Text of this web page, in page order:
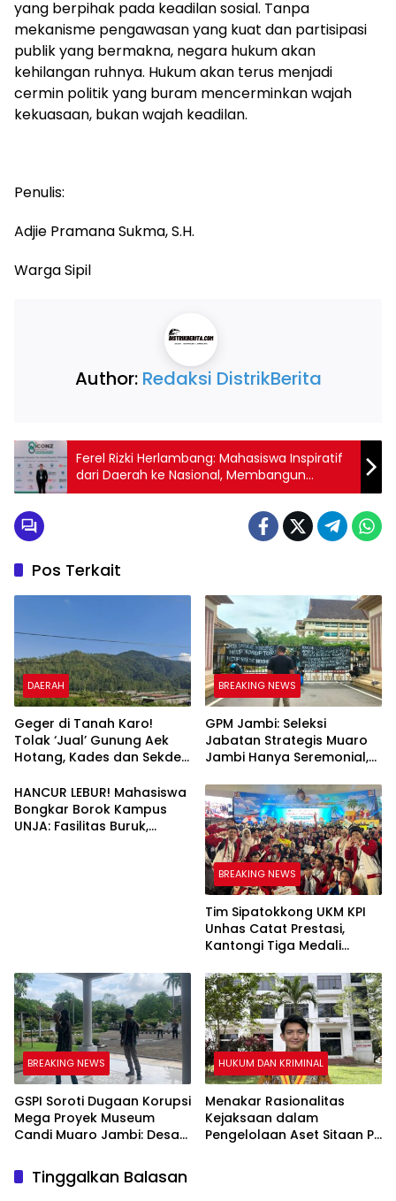
yang berpihak pada keadilan sosial. Tanpa
mekanisme pengawasan yang kuat dan partisipasi
publik yang bermakna, negara hukum akan
kehilangan ruhnya. Hukum akan terus menjadi
cermin politik yang buram mencerminkan wajah
kekuasaan, bukan wajah keadilan.
Penulis:
Adjie Pramana Sukma, S.H.
Warga Sipil
Author: Redaksi DistrikBerita
Ferel Rizki Herlambang: Mahasiswa Inspiratif
dari Daerah ke Nasional, Membangun
Perjalanan Autentik dari Zero to Hero
Pos Terkait
DAERAH
Geger di Tanah Karo!
Tolak ‘Jual’ Gunung Aek
Hotang, Kades dan Sekdes
Dipenjarakan?
BREAKING NEWS
GPM Jambi: Seleksi
Jabatan Strategis Muaro
Jambi Hanya Seremonial,
Politik!
HANCUR LEBUR! Mahasiswa
Bongkar Borok Kampus
UNJA: Fasilitas Buruk,
BREAKING NEWS
Tim Sipatokkong UKM KPI
Unhas Catat Prestasi,
Kantongi Tiga Medali
Ormawa 2025
BREAKING NEWS
GSPI Soroti Dugaan Korupsi
Mega Proyek Museum
Candi Muaro Jambi: Desak
Peran Kepala Balai
HUKUM DAN KRIMINAL
Menakar Rasionalitas
Kejaksaan dalam
Pengelolaan Aset Sitaan PT
Tinggalkan Balasan